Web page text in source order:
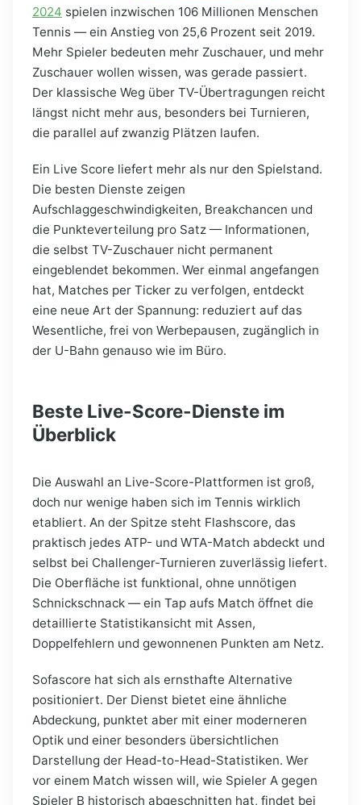
2024 spielen inzwischen 106 Millionen Menschen
Tennis — ein Anstieg von 25,6 Prozent seit 2019.
Mehr Spieler bedeuten mehr Zuschauer, und mehr
Zuschauer wollen wissen, was gerade passiert.
Der klassische Weg über TV-Übertragungen reicht
längst nicht mehr aus, besonders bei Turnieren,
die parallel auf zwanzig Plätzen laufen.
Ein Live Score liefert mehr als nur den Spielstand.
Die besten Dienste zeigen
Aufschlaggeschwindigkeiten, Breakchancen und
die Punkteverteilung pro Satz — Informationen,
die selbst TV-Zuschauer nicht permanent
eingeblendet bekommen. Wer einmal angefangen
hat, Matches per Ticker zu verfolgen, entdeckt
eine neue Art der Spannung: reduziert auf das
Wesentliche, frei von Werbepausen, zugänglich in
der U-Bahn genauso wie im Büro.
Beste Live-Score-Dienste im
Überblick
Die Auswahl an Live-Score-Plattformen ist groß,
doch nur wenige haben sich im Tennis wirklich
etabliert. An der Spitze steht Flashscore, das
praktisch jedes ATP- und WTA-Match abdeckt und
selbst bei Challenger-Turnieren zuverlässig liefert.
Die Oberfläche ist funktional, ohne unnötigen
Schnickschnack — ein Tap aufs Match öffnet die
detaillierte Statistikansicht mit Assen,
Doppelfehlern und gewonnenen Punkten am Netz.
Sofascore hat sich als ernsthafte Alternative
positioniert. Der Dienst bietet eine ähnliche
Abdeckung, punktet aber mit einer moderneren
Optik und einer besonders übersichtlichen
Darstellung der Head-to-Head-Statistiken. Wer
vor einem Match wissen will, wie Spieler A gegen
Spieler B historisch abgeschnitten hat, findet bei